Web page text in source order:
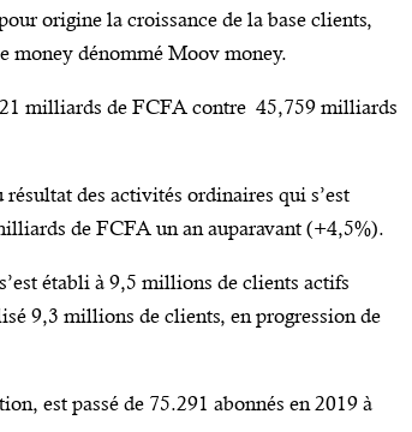
origine la croissance de la base clients,
money dénommé Moov money.
milliards de FCFA contre 45,759 milliards
des activités ordinaires qui s’est
de FCFA un an auparavant (+4,5%).
établi à 9,5 millions de clients actifs
9,3 millions de clients, en progression de
est passé de 75.291 abonnés en 2019 à